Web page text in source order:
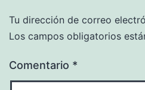
Tu dirección de correo
Los campos obligatorios
Comentario *